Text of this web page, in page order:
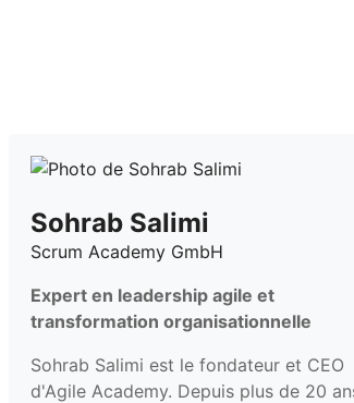
Sohrab Salimi
Scrum Academy GmbH
Expert en leadership agile et
transformation organisationnelle
Sohrab Salimi est le fondateur et CEO
d'Agile Academy. Depuis plus de 20